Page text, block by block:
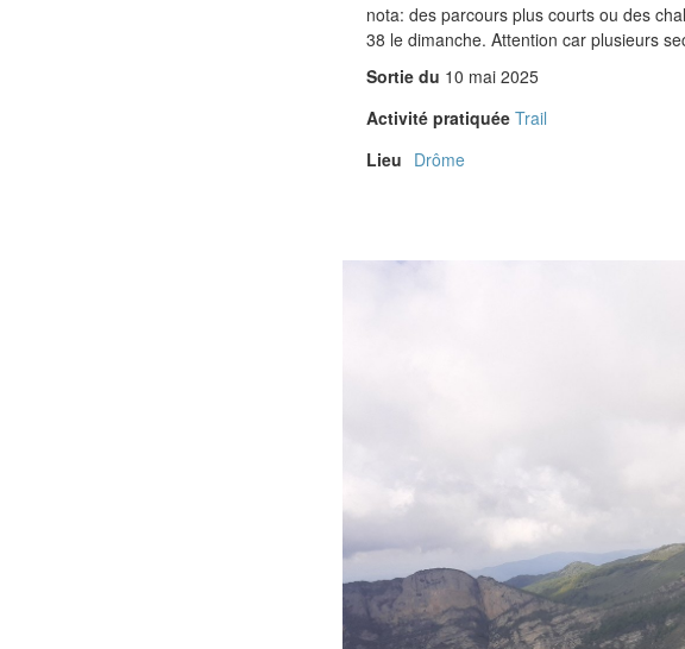
nota: des parcours plus courts ou des
38 le dimanche. Attention car plusieurs
Sortie du 10 mai 2025
Activité pratiquée Trail
Lieu Drôme